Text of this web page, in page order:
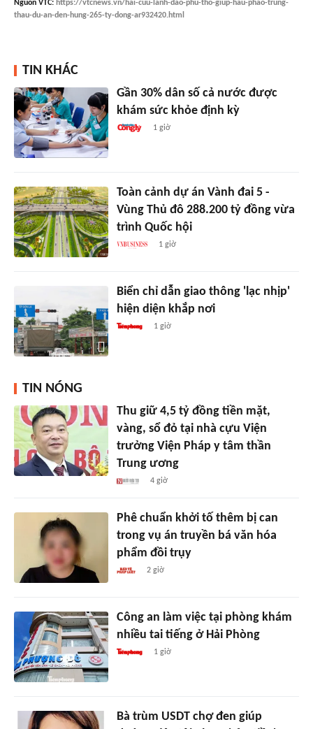
Nguồn VTC: https://vtcnews.vn/hai-cuu-lanh-dao-phu-tho-giup-hau-phao-trung-
thau-du-an-den-hung-265-ty-dong-ar932420.html
TIN KHÁC
Gần 30% dân số cả nước được
khám sức khỏe định kỳ
1 giờ
Toàn cảnh dự án Vành đai 5 -
Vùng Thủ đô 288.200 tỷ đồng vừa
trình Quốc hội
1 giờ
Biển chỉ dẫn giao thông 'lạc nhịp'
hiện diện khắp nơi
1 giờ
TIN NÓNG
Thu giữ 4,5 tỷ đồng tiền mặt,
vàng, sổ đỏ tại nhà cựu Viện
trưởng Viện Pháp y tâm thần
Trung ương
4 giờ
Phê chuẩn khởi tố thêm bị can
trong vụ án truyền bá văn hóa
phẩm đồi trụy
2 giờ
Công an làm việc tại phòng khám
nhiều tai tiếng ở Hải Phòng
1 giờ
Bà trùm USDT chợ đen giúp